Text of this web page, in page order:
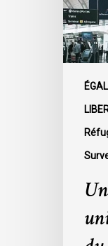
publie
une
du
projet
réformes